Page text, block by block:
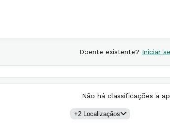
Doente existente? Iniciar
Não há classificações a
+2 Localizaçãos